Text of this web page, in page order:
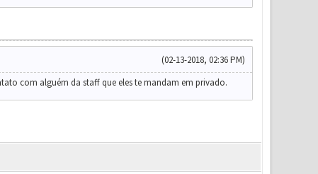
(02-13-2018, 02:36 PM)
com alguém da staff que eles te mandam em privado.